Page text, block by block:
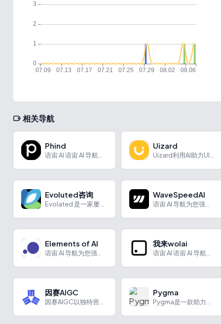
相关导航
Phind Uizard
Evoluted咨询 WaveSpeedAI
Elements of AI 我来wolai
因赛AIGC Pygma